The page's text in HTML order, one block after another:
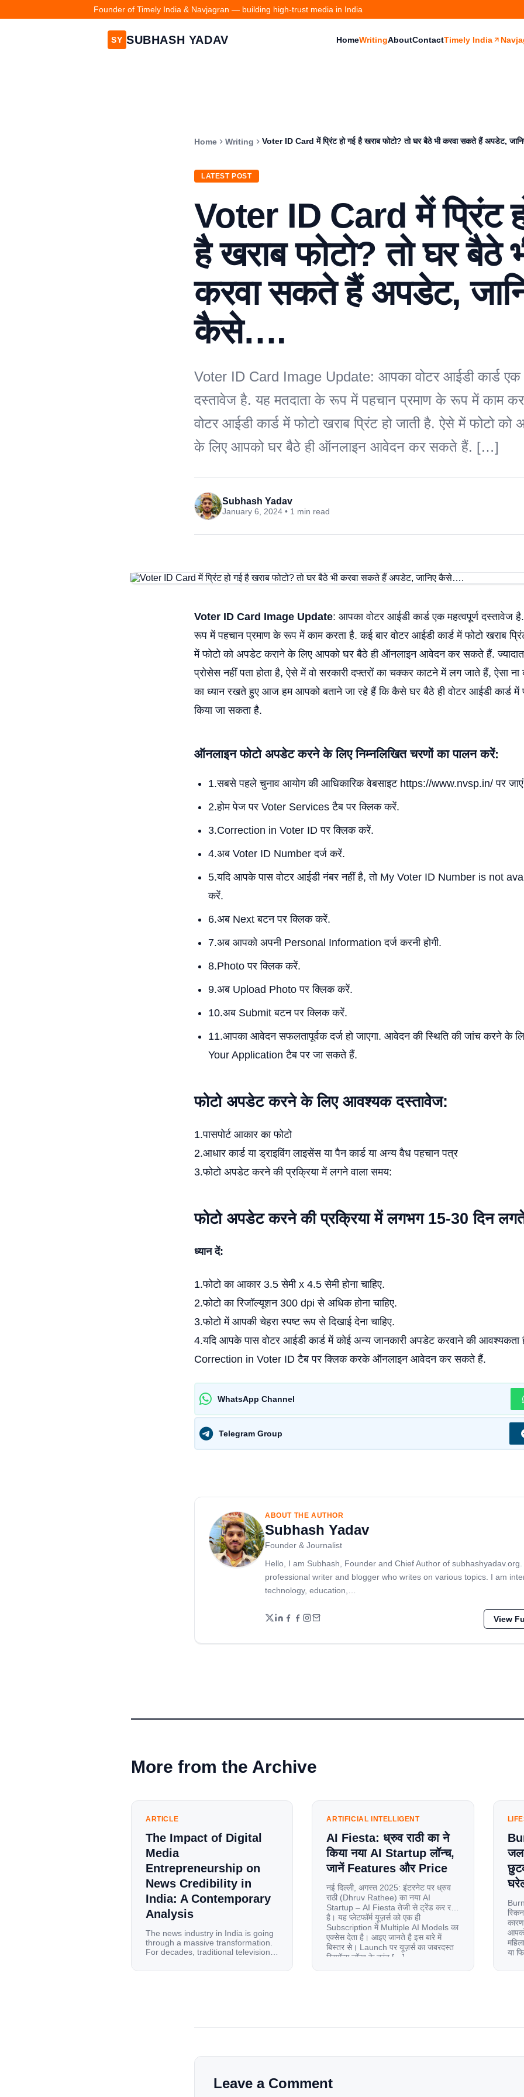
Founder of Timely India & Navjagran — building high-trust media in India
SY SUBHASH YADAV HomeWritingAboutContactTimely India
Home Writing Voter ID Card में प्रिंट हो गई है खराब फोटो? तो घर बैठे भी करवा सकते हैं अपडेट,
LATEST POST
Voter ID Card में प्रिंट
है खराब फोटो? तो घर बैठे
करवा सकते हैं अपडेट,
कैसे….
Voter ID Card Image Update: आपका वोटर आईडी कार्ड एक
दस्तावेज है. यह मतदाता के रूप में पहचान प्रमाण के रूप में काम
वोटर आईडी कार्ड में फोटो खराब प्रिंट हो जाती है. ऐसे में फोटो
के लिए आपको घर बैठे ही ऑनलाइन आवेदन कर सकते हैं. […]
Subhash Yadav
January 6, 2024 • 1 min read
Voter ID Card Image Update: आपका वोटर आईडी कार्ड एक महत्वपूर्ण दस्तावेज
रूप में पहचान प्रमाण के रूप में काम करता है. कई बार वोटर आईडी कार्ड में फोटो खराब
में फोटो को अपडेट कराने के लिए आपको घर बैठे ही ऑनलाइन आवेदन कर सकते हैं.
प्रोसेस नहीं पता होता है, ऐसे में वो सरकारी दफ्तरों का चक्कर काटने में लग जाते हैं, ऐसा
का ध्यान रखते हुए आज हम आपको बताने जा रहे हैं कि कैसे घर बैठे ही वोटर आईडी कार्ड में
किया जा सकता है.
ऑनलाइन फोटो अपडेट करने के लिए निम्नलिखित चरणों का पालन करें:
1.सबसे पहले चुनाव आयोग की आधिकारिक वेबसाइट https://www.nvsp.in/ पर
2.होम पेज पर Voter Services टैब पर क्लिक करें.
3.Correction in Voter ID पर क्लिक करें.
4.अब Voter ID Number दर्ज करें.
5.यदि आपके पास वोटर आईडी नंबर नहीं है, तो My Voter ID Number is not
करें.
6.अब Next बटन पर क्लिक करें.
7.अब आपको अपनी Personal Information दर्ज करनी होगी.
8.Photo पर क्लिक करें.
9.अब Upload Photo पर क्लिक करें.
10.अब Submit बटन पर क्लिक करें.
11.आपका आवेदन सफलतापूर्वक दर्ज हो जाएगा. आवेदन की स्थिति की जांच करने के
Your Application टैब पर जा सकते हैं.
फोटो अपडेट करने के लिए आवश्यक दस्तावेज:
1.पासपोर्ट आकार का फोटो
2.आधार कार्ड या ड्राइविंग लाइसेंस या पैन कार्ड या अन्य वैध पहचान पत्र
3.फोटो अपडेट करने की प्रक्रिया में लगने वाला समय:
फोटो अपडेट करने की प्रक्रिया में लगभग 15-30 दिन
ध्यान दें:
1.फोटो का आकार 3.5 सेमी x 4.5 सेमी होना चाहिए.
2.फोटो का रिजॉल्यूशन 300 dpi से अधिक होना चाहिए.
3.फोटो में आपकी चेहरा स्पष्ट रूप से दिखाई देना चाहिए.
4.यदि आपके पास वोटर आईडी कार्ड में कोई अन्य जानकारी अपडेट करवाने की
Correction in Voter ID टैब पर क्लिक करके ऑनलाइन आवेदन कर सकते हैं.
WhatsApp Channel
Telegram Group
ABOUT THE AUTHOR
Subhash Yadav
Founder & Journalist
Hello, I am Subhash, Founder and Chief Author of
professional writer and blogger who writes on various topics. I am
technology, education,…
View
More from the Archive
ARTICLE
The Impact of Digital
Media
Entrepreneurship on
News Credibility in
India: A Contemporary
Analysis
The news industry in India is going
through a massive transformation.
For decades, traditional television
were the main sources of
India has become a mobile-first
ARTIFICIAL INTELLIGENT
AI Fiesta: ध्रुव राठी का ने
किया नया AI Startup लॉन्च,
जानें Features और Price
नई दिल्ली, अगस्त 2025: इंटरनेट पर ध्रुव
राठी (Dhruv Rathee) का नया AI
Startup – AI Fiesta तेजी से ट्रेंड कर रहा
है। यह प्लेटफॉर्म यूज़र्स को एक ही
Subscription में Multiple AI Models का
एक्सेस देता है। आइए जानते है इस बारे में
बिस्तर से। Launch पर यूज़र्स का जबरदस्त
रिस्पॉन्स लॉन्च के तुरंत […]
या
Leave a Comment